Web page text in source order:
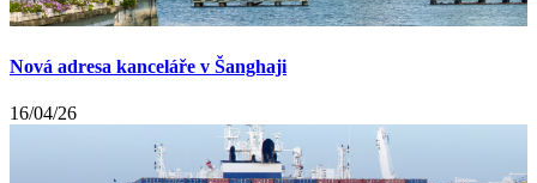
Nová adresa kanceláře v Šanghaji
16/04/26